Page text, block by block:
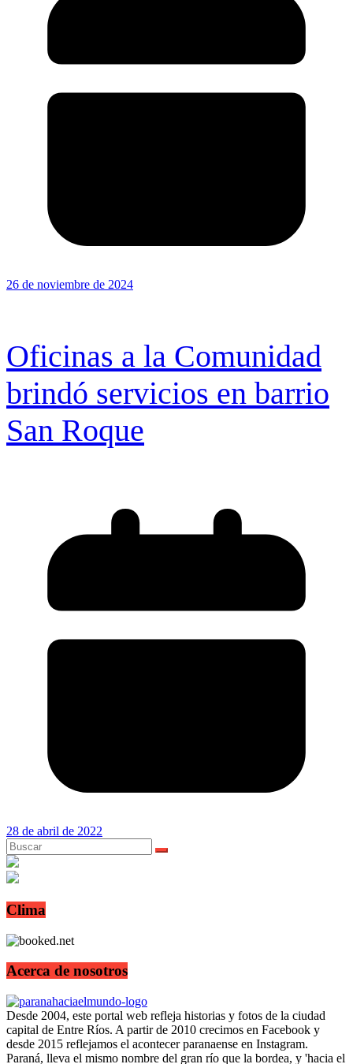
26 de noviembre de 2024
Oficinas a la Comunidad
brindó servicios en barrio
San Roque
28 de abril de 2022
Clima
Acerca de nosotros
Desde 2004, este portal web refleja historias y fotos de la ciudad
capital de Entre Ríos. A partir de 2010 crecimos en Facebook y
desde 2015 reflejamos el acontecer paranaense en Instagram.
Paraná, lleva el mismo nombre del gran río que la bordea, y 'hacia el